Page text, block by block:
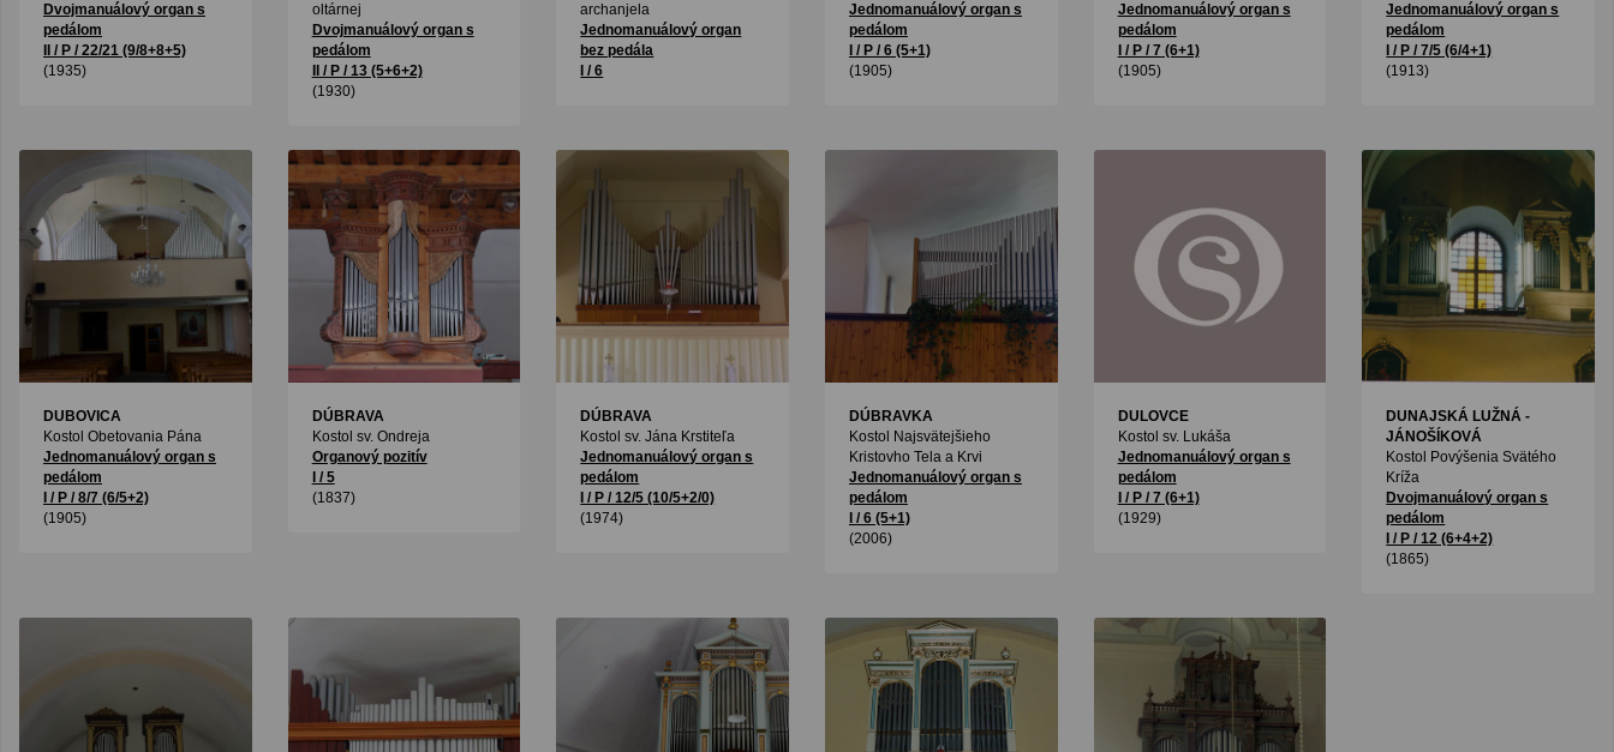
Dvojmanuálový organ s
pedálom
II / P / 22/21 (9/8+8+5)
(1935)
oltárnej
Dvojmanuálový organ s
pedálom
II / P / 13 (5+6+2)
(1930)
archanjela
Jednomanuálový organ
bez pedála
I / 6
Jednomanuálový organ s
pedálom
I / P / 6 (5+1)
(1905)
Jednomanuálový organ s
pedálom
I / P / 7 (6+1)
(1905)
Jednomanuálový organ s
pedálom
I / P / 7/5 (6/4+1)
(1913)
DUBOVICA
Kostol Obetovania Pána
Jednomanuálový organ s
pedálom
I / P / 8/7 (6/5+2)
(1905)
DÚBRAVA
Kostol sv. Ondreja
Organový pozitív
I / 5
(1837)
DÚBRAVA
Kostol sv. Jána Krstiteľa
Jednomanuálový organ s
pedálom
I / P / 12/5 (10/5+2/0)
(1974)
DÚBRAVKA
Kostol Najsvätejšieho
Kristovho Tela a Krvi
Jednomanuálový organ s
pedálom
I / 6 (5+1)
(2006)
DULOVCE
Kostol sv. Lukáša
Jednomanuálový organ s
pedálom
I / P / 7 (6+1)
(1929)
DUNAJSKÁ LUŽNÁ -
JÁNOŠÍKOVÁ
Kostol Povýšenia Svätého
Kríža
Dvojmanuálový organ s
pedálom
I / P / 12 (6+4+2)
(1865)